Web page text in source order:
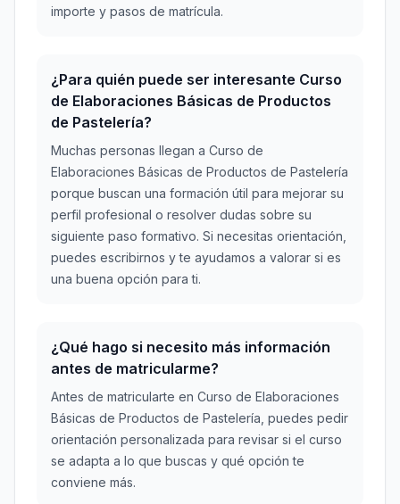
importe y pasos de matrícula.
¿Para quién puede ser interesante Curso
de Elaboraciones Básicas de Productos
de Pastelería?
Muchas personas llegan a Curso de
Elaboraciones Básicas de Productos de Pastelería
porque buscan una formación útil para mejorar su
perfil profesional o resolver dudas sobre su
siguiente paso formativo. Si necesitas orientación,
puedes escribirnos y te ayudamos a valorar si es
una buena opción para ti.
¿Qué hago si necesito más información
antes de matricularme?
Antes de matricularte en Curso de Elaboraciones
Básicas de Productos de Pastelería, puedes pedir
orientación personalizada para revisar si el curso
se adapta a lo que buscas y qué opción te
conviene más.